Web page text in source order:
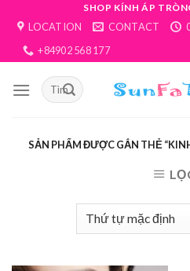
content
SHOP KÍNH ÁP
LOCATION CONTACT
+84902 568 177
SẢN PHẨM ĐƯỢC GẮN THẺ